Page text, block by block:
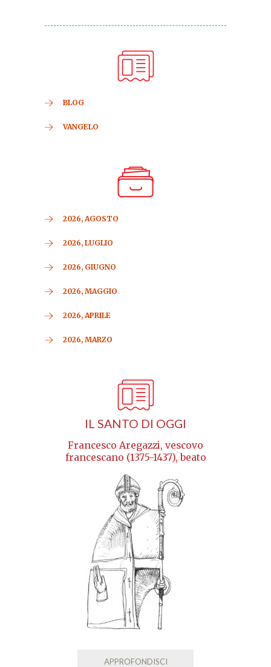
BLOG
VANGELO
2026, AGOSTO
2026, LUGLIO
2026, GIUGNO
2026, MAGGIO
2026, APRILE
2026, MARZO
IL SANTO DI OGGI
Francesco Aregazzi, vescovo
francescano (1375-1437), beato
APPROFONDISCI